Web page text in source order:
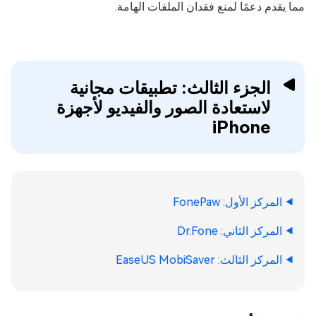
مما يقدم دعمًا لمنع فقدان الملفات الهامة.
الجزء الثالث: تطبيقات مجانية
لاستعادة الصور والفيديو لأجهزة
iPhone
المركز الأول: FonePaw
المركز الثاني: Dr.Fone
المركز الثالث: EaseUS MobiSaver